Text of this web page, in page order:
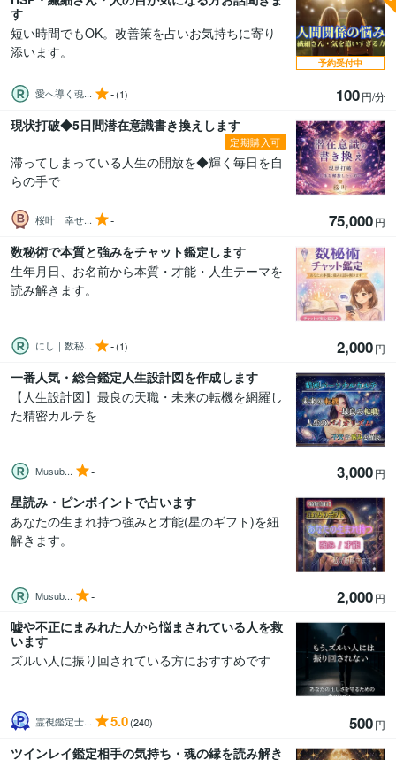
す
短い時間でもOK。改善策を占いお気持ちに寄り
添います。
愛へ導く魂... -(1) 100円/分
予約受付中
現状打破◆5日間潜在意識書き換えします
定期購入可
滞ってしまっている人生の開放を◆輝く毎日を自
らの手で
桜叶 幸せ... - 75,000円
数秘術で本質と強みをチャット鑑定します
生年月日、お名前から本質・才能・人生テーマを
読み解きます。
にし｜数秘... -(1) 2,000円
一番人気・総合鑑定人生設計図を作成します
【人生設計図】最良の天職・未来の転機を網羅し
た精密カルテを
Musub... - 3,000円
星読み・ピンポイントで占います
あなたの生まれ持つ強みと才能(星のギフト)を紐
解きます。
Musub... - 2,000円
嘘や不正にまみれた人から悩まされている人を救
います
ズルい人に振り回されている方におすすめです
霊視鑑定士... 5.0(240) 500円
ツインレイ鑑定相手の気持ち・魂の縁を読み解き